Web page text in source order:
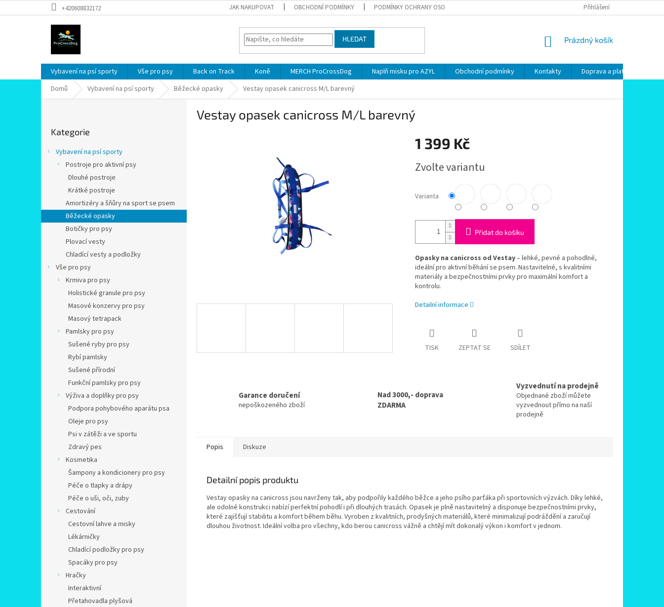
na
+420608832172 JAK NAKUPOVAT OBCHODNÍ PODMÍNKY PODMÍNKY OCHRANY OSOBNÍCH ÚDAJŮ Přihlášení
HLEDAT
NÁKUPNÍ
Prázdný košík
Vybavení na psí sporty Vše pro psy Back on Track Koně MERCH ProCrossDog Naplň misku pro AZYL Obchodní podmínky Kontakty Doprava a platby
Domů
Vybavení na psí sporty Běžecké opasky Vestay opasek canicross M/L barevný
a
n
kategorie
Kategorie
Vybavení na psí sporty
Postroje pro aktivní psy
Dlouhé postroje
Krátké postroje
Amortizéry a šňůry na sport se psem
Běžecké opasky
Botičky pro psy
Plovací vesty
Chladící vesty a podložky
Vše pro psy
Krmiva pro psy
Holistické granule pro psy
Masové konzervy pro psy
Masový tetrapack
Pamlsky pro psy
Sušené ryby pro psy
Rybí pamlsky
Sušené přírodní
Funkční pamlsky pro psy
Výživa a doplňky pro psy
Podpora pohybového aparátu psa
Oleje pro psy
Psi v zátěži a ve sportu
Zdravý pes
Kosmetika
Šampony a kondicionery pro psy
Péče o tlapky a drápy
Péče o uši, oči, zuby
Cestování
Cestovní lahve a misky
Lékárničky
Chladící podložky pro psy
Spacáky pro psy
Hračky
Interaktivní
Přetahovadla plyšová
Vestay opasek canicross M/L barevný
1 399 Kč
cena:
Zvolte variantu
Varianta
Přidat do košíku
Opasky na canicross od Vestay– lehké, pevné a pohodlné,
ideální pro aktivní běhání se psem. Nastavitelné, s kvalitními
materiály a bezpečnostními prvky pro maximální komfort a
kontrolu.
Detailní informace
TISK ZEPTAT SE SDÍLET
Garance doručení
nepoškozeného zboží
Nad 3000,- doprava
ZDARMA
Vyzvednutí na prodejně
Objednané zboží můžete
vyzvednout přímo na naší
prodejně
Popis Diskuze
Detailní popis produktu
Vestay opasky na canicross jsou navrženy tak, aby podpořily každého běžce a jeho psího parťáka při sportovních výzvách. Díky lehké,
ale odolné konstrukci nabízí perfektní pohodlí i při dlouhých trasách. Opasek je plně nastavitelný a disponuje bezpečnostními prvky,
které zajišťují stabilitu a komfort během běhu. Vyroben z kvalitních, prodyšných materiálů, které minimalizují podráždění a zaručují
dlouhou životnost. Ideální volba pro všechny, kdo berou canicross vážně a chtějí mít dokonalý výkon i komfort v jednom.